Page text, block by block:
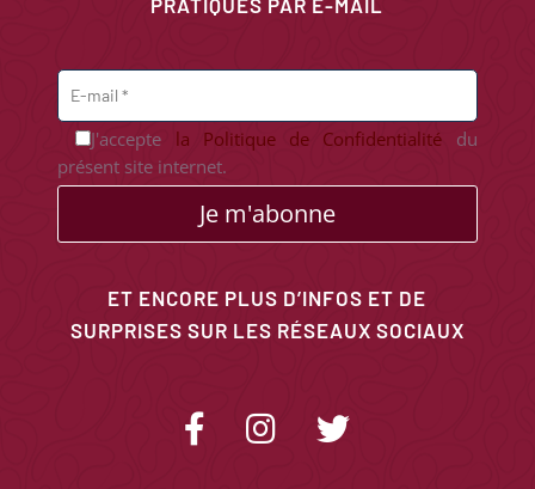
J'accepte la Politique de Confidentialité du
présent site internet.
Je m'abonne
ET ENCORE PLUS D’INFOS ET DE
SURPRISES SUR LES RÉSEAUX SOCIAUX